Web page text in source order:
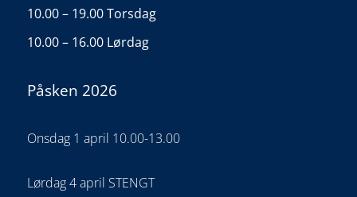
10.00 – 19.00 Torsdag
10.00 – 16.00 Lørdag
Påsken 2026
Onsdag 1 april 10.00-13.00
Lørdag 4 april STENGT